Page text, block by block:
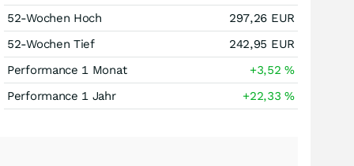
52-Wochen Hoch
297,26 EUR
52-Wochen Tief
242,95 EUR
Performance 1 Monat
+3,52%
Performance 1 Jahr
+22,33%